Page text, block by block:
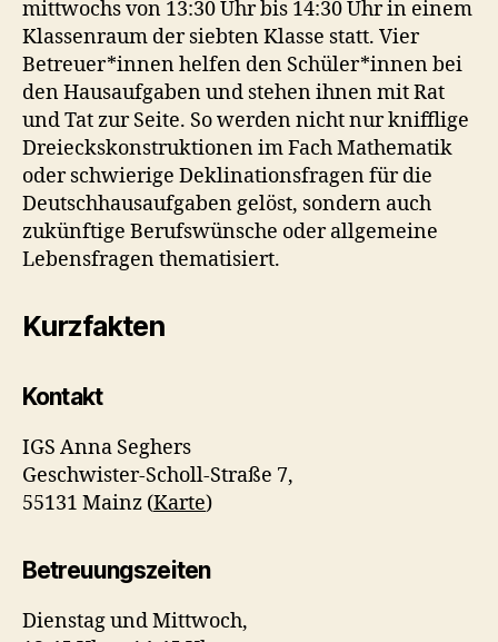
mittwochs von 13:30 Uhr bis 14:30 Uhr in einem
Klassenraum der siebten Klasse statt. Vier
Betreuer*innen helfen den Schüler*innen bei
den Hausaufgaben und stehen ihnen mit Rat
und Tat zur Seite. So werden nicht nur knifflige
Dreieckskonstruktionen im Fach Mathematik
oder schwierige Deklinationsfragen für die
Deutschhausaufgaben gelöst, sondern auch
zukünftige Berufswünsche oder allgemeine
Lebensfragen thematisiert.
Kurzfakten
Kontakt
IGS Anna Seghers
Geschwister-Scholl-Straße 7,
55131 Mainz (Karte)
Betreuungszeiten
Dienstag und Mittwoch,